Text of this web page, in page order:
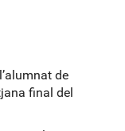
de
final del